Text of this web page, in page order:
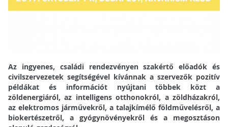
Az ingyenes, családi rendezvényen szakértő előadók és
civilszervezetek segítségével kívánnak a szervezők pozitív
példákat és információt nyújtani többek közt a
zöldenergiáról, az intelligens otthonokról, a zöldházakról,
az elektromos járművekről, a talajkímélő földművelésről, a
biokertészetről, a gyógynövényekről és a megosztáson